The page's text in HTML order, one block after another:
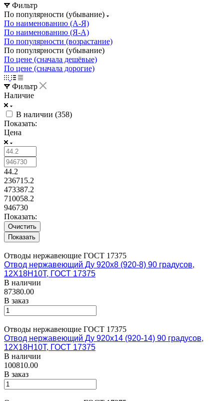
Фильтр
По популярности (убывание)
По наименованию (А-Я)
По наименованию (Я-А)
По популярности (возрастание)
По популярности (убывание)
По цене (сначала дешёвые)
По цене (сначала дорогие)
Фильтр
Наличие
В наличии (358)
Показать:
Цена
44.2
236715.2
473387.2
710058.2
946730
Показать:
Очистить
Отводы нержавеющие ГОСТ 17375
Отвод нержавеющий Ду 920х8 (920-8) 90 градусов,
12Х18Н10Т, ГОСТ 17375
В наличии
87380.00
В заказ
Отводы нержавеющие ГОСТ 17375
Отвод нержавеющий Ду 920х14 (920-14) 90 градусов,
12Х18Н10Т, ГОСТ 17375
В наличии
100810.00
В заказ